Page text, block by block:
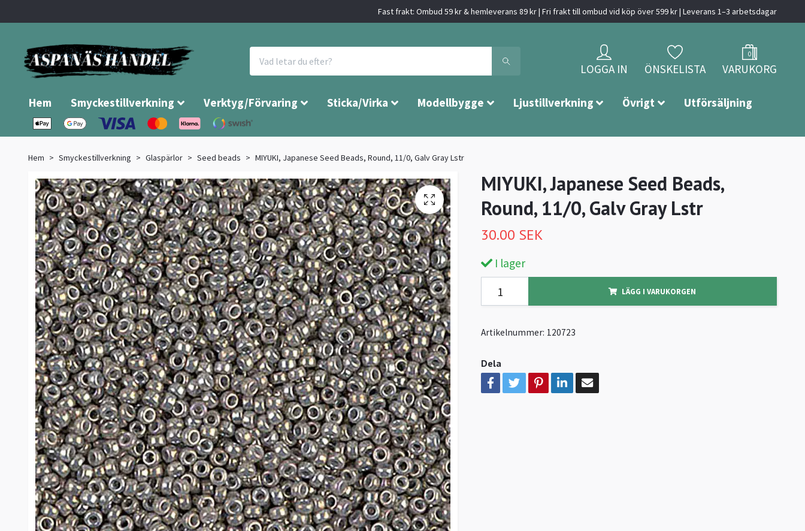
Fast frakt: Ombud 59 kr & hemleverans 89 kr | Fri frakt till ombud vid köp över 599 kr | Leverans 1–3 arbetsdagar
LOGGA IN ÖNSKELISTA
0
VARUKORG
Hem Smyckestillverkning Verktyg/Förvaring Sticka/Virka Modellbygge Ljustillverkning Övrigt Utförsäljning
Hem Smyckestillverkning Glaspärlor Seed beads MIYUKI, Japanese Seed Beads, Round, 11/0, Galv Gray Lstr
MIYUKI, Japanese Seed Beads,
Round, 11/0, Galv Gray Lstr
30.00 SEK
I lager
LÄGG I VARUKORGEN
Artikelnummer: 120723
Dela